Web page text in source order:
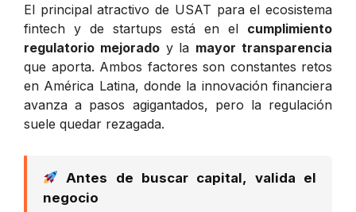
El principal atractivo de USAT para el ecosistema
fintech y de startups está en el cumplimiento
regulatorio mejoradoy la mayor transparencia
que aporta. Ambos factores son constantes retos
en América Latina, donde la innovación financiera
avanza a pasos agigantados, pero la regulación
suele quedar rezagada.
Antes de buscar capital, valida el
negocio